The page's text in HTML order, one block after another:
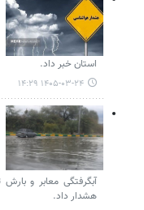
استان خبر داد.
۱۴۰۵-۰۳-۲۴ ۱۴:۲۹
هشدار داد.